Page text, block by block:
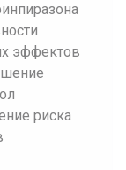
эффектов
риска